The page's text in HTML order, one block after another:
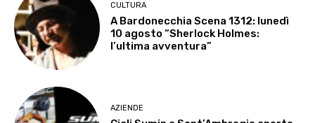
CULTURA
A Bardonecchia Scena 1312: lunedì
10 agosto “Sherlock Holmes:
l’ultima avventura”
AZIENDE